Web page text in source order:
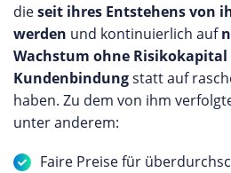
dieseit ihres Entstehens von
werden und kontinuierlich auf
Wachstum ohne Risikokapital
Kundenbindungstatt auf
haben. Zu dem von ihm
unter anderem:
Faire Preise für